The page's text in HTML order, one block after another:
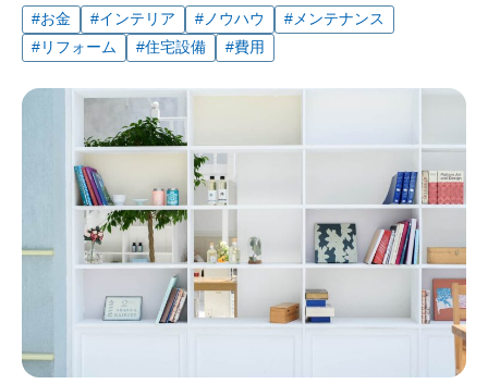
#お金 #インテリア #ノウハウ
#メンテナンス
#リフォーム
#住宅設備 #費用